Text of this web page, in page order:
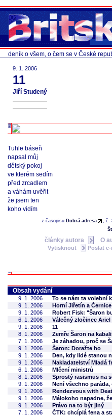
deník o všem, o čem se v České
9. 1. 2006
11
Jiří Studený
Tuhle báseň
napsal můj
dětský pokoj
ve kterém sedím
před zrcadlem
a váhám uvěřit
že jsem ten
koho vidím
z časopisu Dobrá adresa
, č.
články autora O
Vytisknout Poslat
Obsah vydání
9. 1. 2006
To se nám ta volební
9. 1. 2006
Horní Jiřetín a
9. 1. 2006
Robert Fisk: "Šaron
6. 1. 2006
Válečný zločinec Ariel
9. 1. 2006
11
8. 1. 2006
Zemře Šaron na
7. 1. 2006
Je záhadou, proč se
9. 1. 2006
Šaron: Doražte ho
9. 1. 2006
Den, kdy lidé stanou
9. 1. 2006
Nakladatelství Mladá
6. 1. 2006
Mlčení ministrů
8. 1. 2006
Sprostý rasismus na
9. 1. 2006
Není všechno paráda,
9. 1. 2006
Rendezvous with
9. 1. 2006
Málokoho napadne,
9. 1. 2006
Právo na to být jiný
7. 1. 2006
ČTK: chcíplá fena a